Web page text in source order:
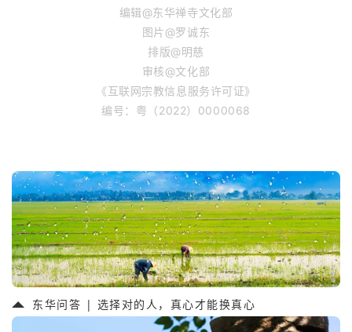
编辑@东华禅寺文化部
图片@罗诚东
排版@明慈
审核@文化部
《互联网宗教信息服务许可证》
编号：粤（2022）0000068
东华问答 | 选择对的人，真心才能换真心